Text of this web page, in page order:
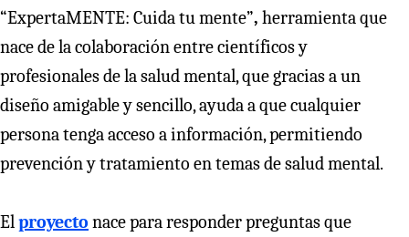
“ExpertaMENTE: Cuida tu mente”, herramienta que
nace de la colaboración entre científicos y
profesionales de la salud mental, que gracias a un
diseño amigable y sencillo, ayuda a que cualquier
persona tenga acceso a información, permitiendo
prevención y tratamiento en temas de salud mental.
Elproyecto nace para responder preguntas que